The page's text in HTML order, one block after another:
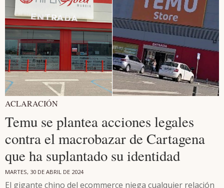
ACLARACIÓN
Temu se plantea acciones legales
contra el macrobazar de Cartagena
que ha suplantado su identidad
MARTES, 30 DE ABRIL DE 2024
El gigante chino del ecommerce niega cualquier relación